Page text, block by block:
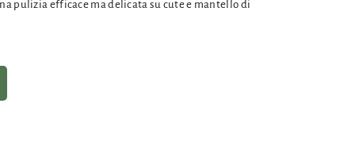
pulizia efficace ma delicata su cute e mantello di